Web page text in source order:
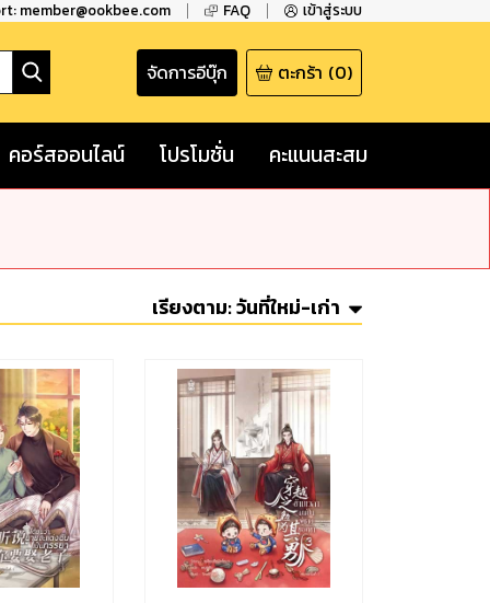
member@ookbee.com FAQ เข้าสู่ระบบ
จัดการอีบุ๊ก ตะกร้า (0)
คอร์สออนไลน์ โปรโมชั่น คะแนนสะสม
เรียงตาม:วันที่ใหม่-เก่า